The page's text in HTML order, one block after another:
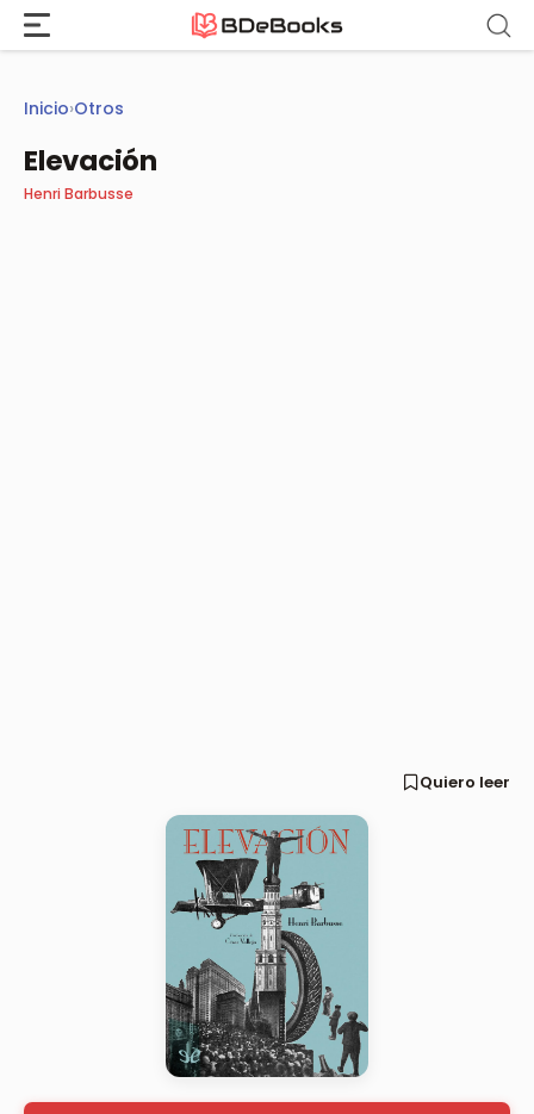
Saltar
contenido
Inicio›Otros
Elevación
Henri Barbusse
Quiero leer